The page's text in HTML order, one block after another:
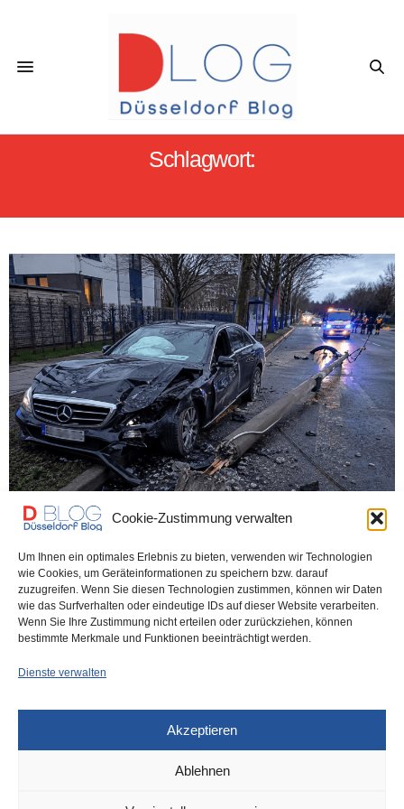
Cookie-Zustimmung verwalten
Um Ihnen ein optimales Erlebnis zu bieten, verwenden wir Technologien
wie Cookies, um Geräteinformationen zu speichern bzw. darauf
zuzugreifen. Wenn Sie diesen Technologien zustimmen, können wir Daten
wie das Surfverhalten oder eindeutige IDs auf dieser Website verarbeiten.
Wenn Sie Ihre Zustimmung nicht erteilen oder zurückziehen, können
bestimmte Merkmale und Funktionen beeinträchtigt werden.
Dienste verwalten
Akzeptieren
Ablehnen
Schlagwort:
POLIZEI VOR 1 MONAT
Polizei jagt Drogendealer – Crash am
Ampelmast
Polizisten der Wache Stadtmitte fiel gestern auf der Sonnenstraße